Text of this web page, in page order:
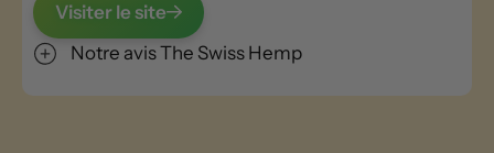
Visiter le site
Notre avis The Swiss Hemp